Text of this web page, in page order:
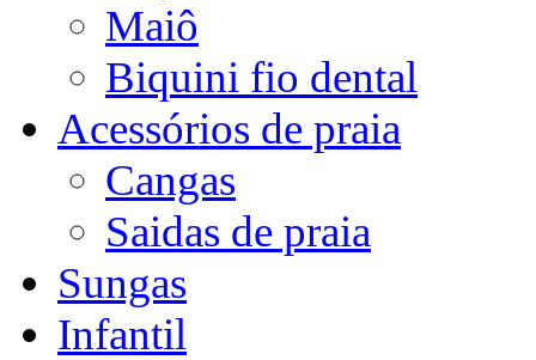
Maiô
Biquini fio dental
Acessórios de praia
Cangas
Saidas de praia
Sungas
Infantil